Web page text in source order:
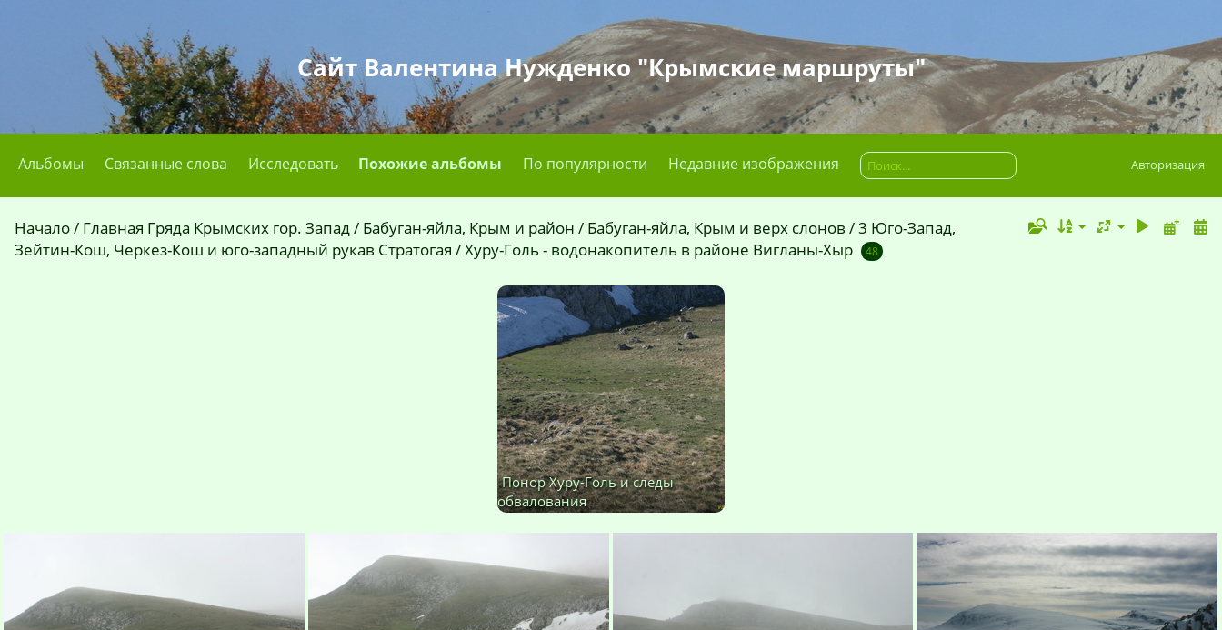
Сайт Валентина Нужденко "Крымские маршруты"
Альбомы Связанные слова Исследовать Похожие альбомы По популярности Недавние изображения Авторизация
Начало/ Главная Гряда Крымских гор. Запад/ Бабуган-яйла, Крым и район / Бабуган-яйла, Крым и верх слонов /3 Юго-Запад,
Зейтин-Кош, Черкез-Кош и юго-западный рукав Стратогая /Хуру-Голь - водонакопитель в районе Вигланы-Хыр 48
Понор Хуру-Голь и следы
обвалования